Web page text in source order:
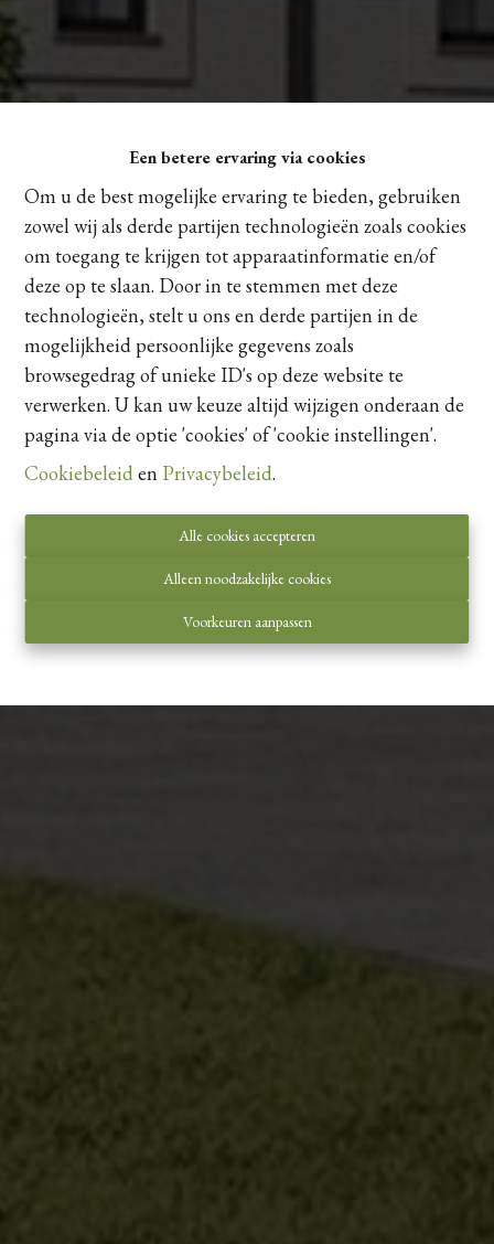
Een betere ervaring via cookies
Om u de best mogelijke ervaring te bieden, gebruiken
zowel wij als derde partijen technologieën zoals cookies
om toegang te krijgen tot apparaatinformatie en/of
deze op te slaan. Door in te stemmen met deze
technologieën, stelt u ons en derde partijen in de
mogelijkheid persoonlijke gegevens zoals
browsegedrag of unieke ID's op deze website te
verwerken. U kan uw keuze altijd wijzigen onderaan de
pagina via de optie 'cookies' of 'cookie instellingen'.
Cookiebeleid en Privacybeleid.
Alle cookies accepteren
Alleen noodzakelijke cookies
Voorkeuren aanpassen
Woonproject Bremhoven
Bremstraat, 3520 Zonhoven
35% Verkocht
Eenheden van het project